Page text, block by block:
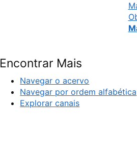
Encontrar Mais
Navegar o acervo
Navegar por ordem alfabética
Explorar canais